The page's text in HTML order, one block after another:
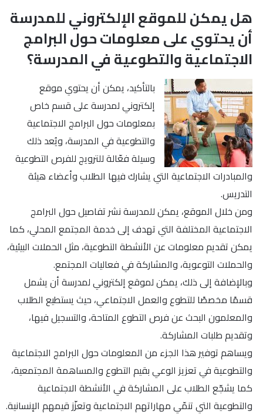
هل يمكن للموقع الإلكتروني للمدرسة
أن يحتوي على معلومات حول البرامج
الاجتماعية والتطوعية في المدرسة؟
بالتأكيد، يمكن أن يحتوي موقع
إلكتروني لمدرسة على قسم خاص
بمعلومات حول البرامج الاجتماعية
والتطوعية في المدرسة، ويُعد ذلك
وسيلة فعّالة للترويج للفرص التطوعية
والمبادرات الاجتماعية التي يشارك فيها الطلاب وأعضاء هيئة
التدريس.
ومن خلال الموقع، يمكن للمدرسة نشر تفاصيل حول البرامج
الاجتماعية المختلفة التي تهدف إلى خدمة المجتمع المحلي، كما
يمكن تقديم معلومات عن الأنشطة التطوعية، مثل الحملات البيئية،
والحملات التوعوية، والمشاركة في فعاليات المجتمع.
وبالإضافة إلى ذلك، يمكن لموقع إلكتروني لمدرسة أن يشمل
قسمًا مخصصًا للتطوع والعمل الاجتماعي، حيث يستطيع الطلاب
والمعلمون البحث عن فرص التطوع المتاحة، والتسجيل فيها،
وتقديم طلبات المشاركة.
ويساهم توفير هذا الجزء من المعلومات حول البرامج الاجتماعية
والتطوعية في تعزيز الوعي بقيم التطوع والمساهمة المجتمعية،
كما يشجّع الطلاب على المشاركة في الأنشطة الاجتماعية
والتطوعية التي تنمّي مهاراتهم الاجتماعية وتعزّز قيمهم الإنسانية.